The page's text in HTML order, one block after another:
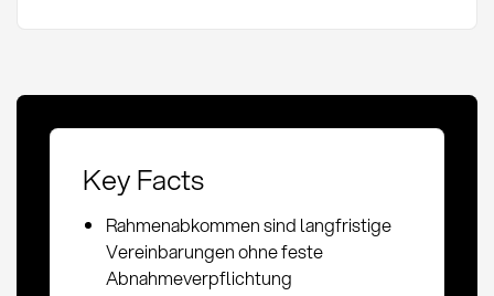
Key Facts
Rahmenabkommen sind langfristige
Vereinbarungen ohne feste
Abnahmeverpflichtung